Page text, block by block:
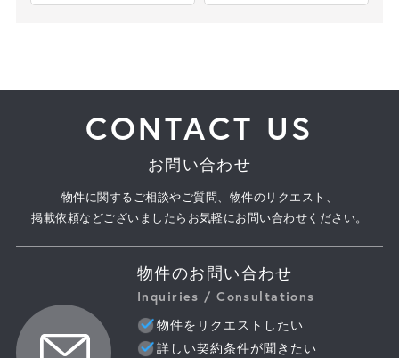
CONTACT US
お問い合わせ
物件に関するご相談やご質問、物件のリクエスト、
掲載依頼などございましたらお気軽にお問い合わせください。
物件のお問い合わせ
Inquiries / Consultations
物件をリクエストしたい
詳しい契約条件が聞きたい